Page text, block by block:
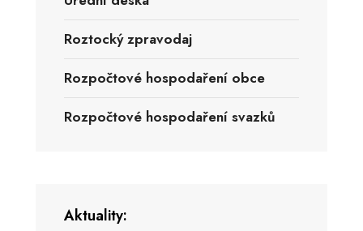
Roztocký zpravodaj
Rozpočtové hospodaření obce
Rozpočtové hospodaření svazků
Aktuality: